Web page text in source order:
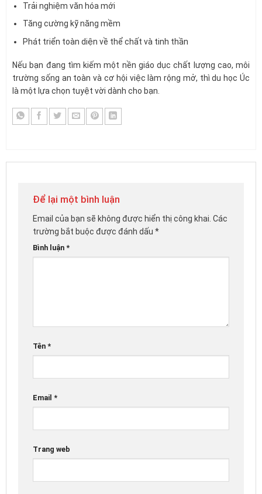
Trải nghiệm văn hóa mới
Tăng cường kỹ năng mềm
Phát triển toàn diện về thể chất và tinh thần
Nếu bạn đang tìm kiếm một nền giáo dục chất lượng cao, môi
trường sống an toàn và cơ hội việc làm rộng mở, thì du học Úc
là một lựa chọn tuyệt vời dành cho bạn.
Để lại một bình luận
Email của bạn sẽ không được hiển thị công khai. Các
trường bắt buộc được đánh dấu *
Bình luận *
Tên *
Email *
Trang web